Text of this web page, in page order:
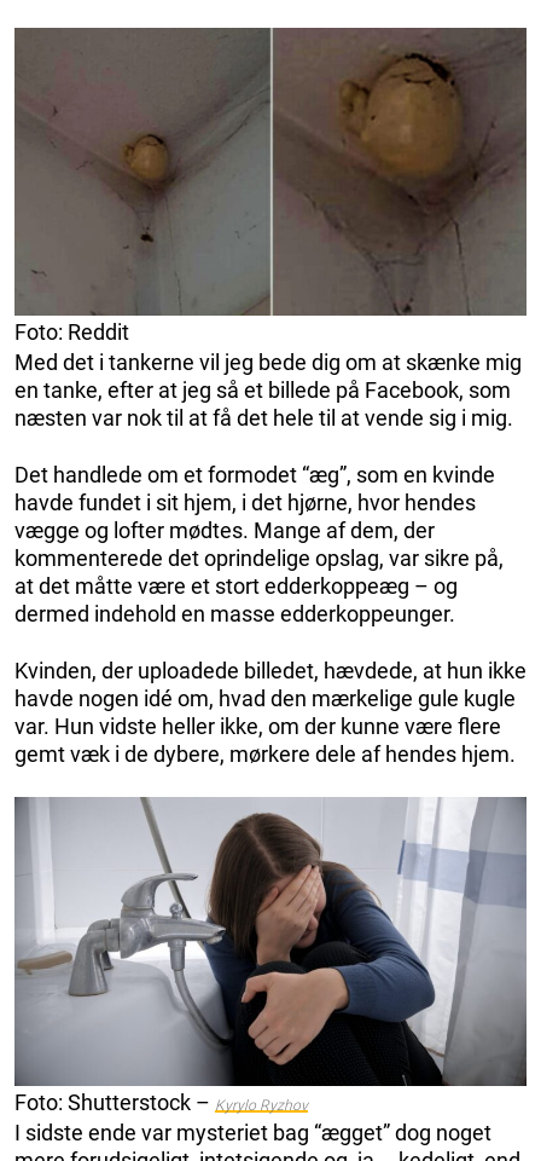
Foto: Reddit
Med det i tankerne vil jeg bede dig om at skænke mig
en tanke, efter at jeg så et billede på Facebook, som
næsten var nok til at få det hele til at vende sig i mig.
Det handlede om et formodet “æg”, som en kvinde
havde fundet i sit hjem, i det hjørne, hvor hendes
vægge og lofter mødtes. Mange af dem, der
kommenterede det oprindelige opslag, var sikre på,
at det måtte være et stort edderkoppeæg – og
dermed indehold en masse edderkoppeunger.
Kvinden, der uploadede billedet, hævdede, at hun ikke
havde nogen idé om, hvad den mærkelige gule kugle
var. Hun vidste heller ikke, om der kunne være flere
gemt væk i de dybere, mørkere dele af hendes hjem.
Foto: Shutterstock – Kyrylo Ryzhov
I sidste ende var mysteriet bag “ægget” dog noget